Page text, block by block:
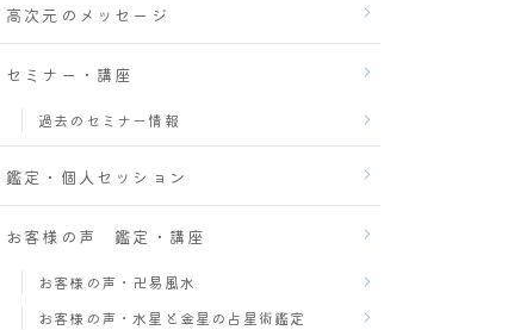
高次元のメッセージ
セミナー・講座
過去のセミナー情報
鑑定・個人セッション
お客様の声 鑑定・講座
お客様の声・卍易風水
お客様の声・水星と金星の占星術鑑定